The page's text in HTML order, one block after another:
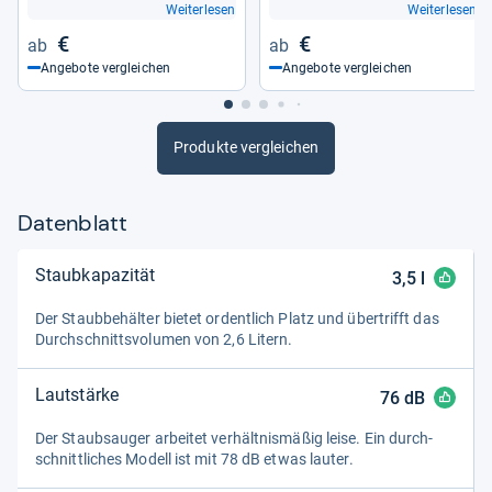
Weiterlesen
€
Angebote vergleichen
Weiterlesen
€
Angebote vergleichen
Produkte vergleichen
Datenblatt
Staubkapazität 3,5l
Der Staub­be­häl­ter bie­tet ordent­lich Platz und über­trifft das
Durch­schnitts­vo­lu­men von 2,6 Litern.
Lautstärke 76dB
Der Staub­sau­ger arbei­tet ver­hält­nis­mä­ßig leise. Ein durch­
schnitt­li­ches Modell ist mit 78 dB etwas lau­ter.